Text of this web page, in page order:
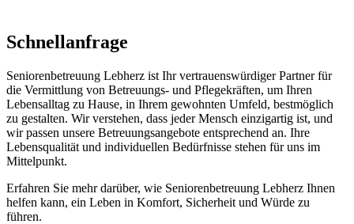
Schnell­anfrage
Seniorenbetreuung Lebherz ist Ihr vertrauenswürdiger Partner für
die Vermittlung von Betreuungs- und Pflegekräften, um Ihren
Lebensalltag zu Hause, in Ihrem gewohnten Umfeld, bestmöglich
zu gestalten. Wir verstehen, dass jeder Mensch einzigartig ist, und
wir passen unsere Betreuungsangebote entsprechend an. Ihre
Lebensqualität und individuellen Bedürfnisse stehen für uns im
Mittelpunkt.
Erfahren Sie mehr darüber, wie Seniorenbetreuung Lebherz Ihnen
helfen kann, ein Leben in Komfort, Sicherheit und Würde zu
führen.